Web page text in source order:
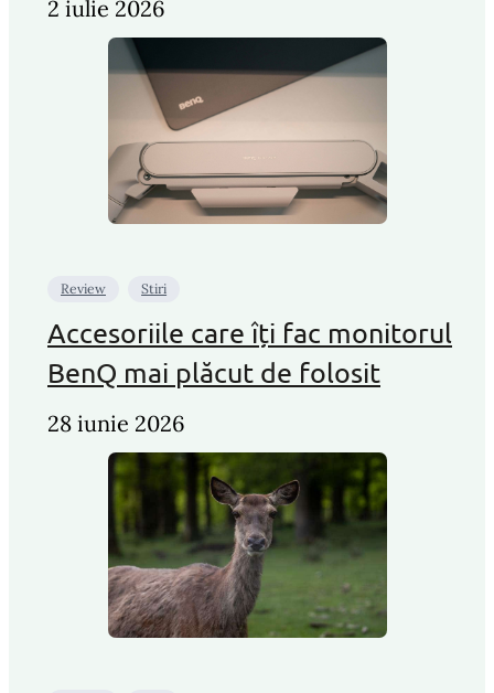
2 iulie 2026
Review Stiri
Accesoriile care îți fac monitorul
BenQ mai plăcut de folosit
28 iunie 2026